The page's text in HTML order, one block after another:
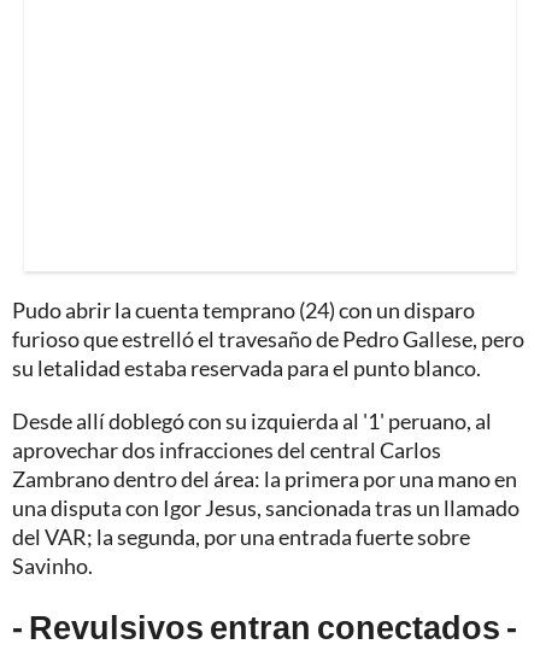
Pudo abrir la cuenta temprano (24) con un disparo
furioso que estrelló el travesaño de Pedro Gallese, pero
su letalidad estaba reservada para el punto blanco.
Desde allí doblegó con su izquierda al '1' peruano, al
aprovechar dos infracciones del central Carlos
Zambrano dentro del área: la primera por una mano en
una disputa con Igor Jesus, sancionada tras un llamado
del VAR; la segunda, por una entrada fuerte sobre
Savinho.
- Revulsivos entran conectados -